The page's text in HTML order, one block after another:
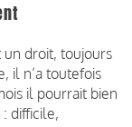
un droit, toujours
il n’a toutefois
il pourrait bien
difficile,